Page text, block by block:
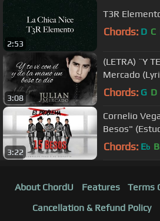
2:53
T3R
Chords: D C
3:08
(LETRA) ¨Y
Mercado
Chords: G D
3:22
Cornelio
Besos"
Chords: Eb B
About ChordU Features Terms
Cancellation & Refund Policy